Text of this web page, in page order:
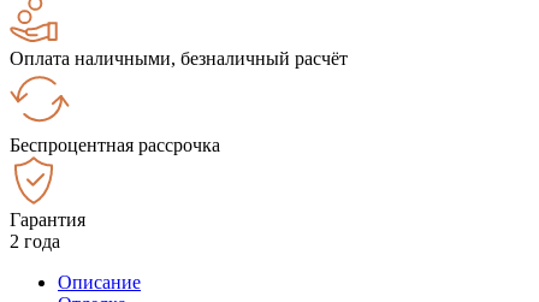
Оплата наличными, безналичный расчёт
Беспроцентная рассрочка
Гарантия
2 года
Описание